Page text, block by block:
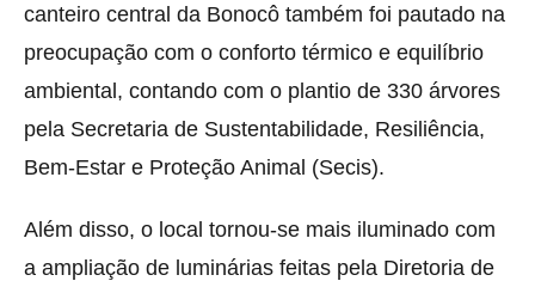
canteiro central da Bonocô também foi pautado na
preocupação com o conforto térmico e equilíbrio
ambiental, contando com o plantio de 330 árvores
pela Secretaria de Sustentabilidade, Resiliência,
Bem-Estar e Proteção Animal (Secis).
Além disso, o local tornou-se mais iluminado com
a ampliação de luminárias feitas pela Diretoria de